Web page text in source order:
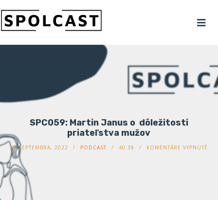
SPC059: Martin Janus o dôležitosti
priateľstva mužov
21 SEPTEMBRA, 2022 PODCAST 40:38 KOMENTÁRE VYPNUTÉ